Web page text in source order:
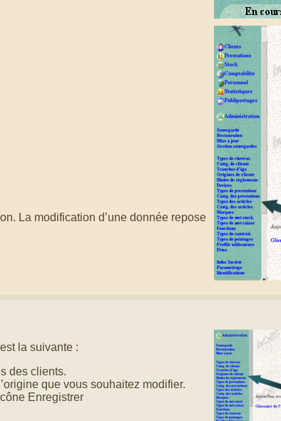
La modification d’une donnée repose
la suivante :
des clients.
que vous souhaitez modifier.
Enregistrer